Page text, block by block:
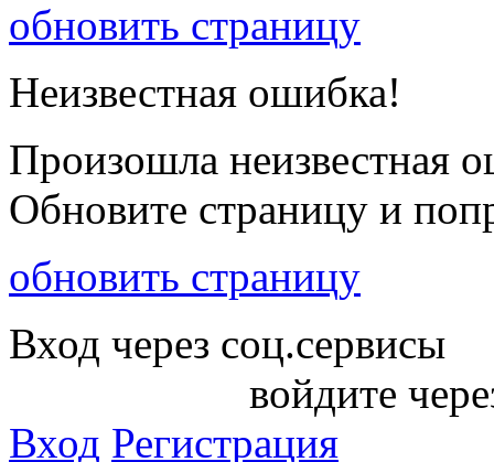
обновить страницу
Неизвестная ошибка!
Произошла неизвестная
Обновите страницу и
обновить страницу
Вход через соц.сервисы
войдите
Вход Регистрация